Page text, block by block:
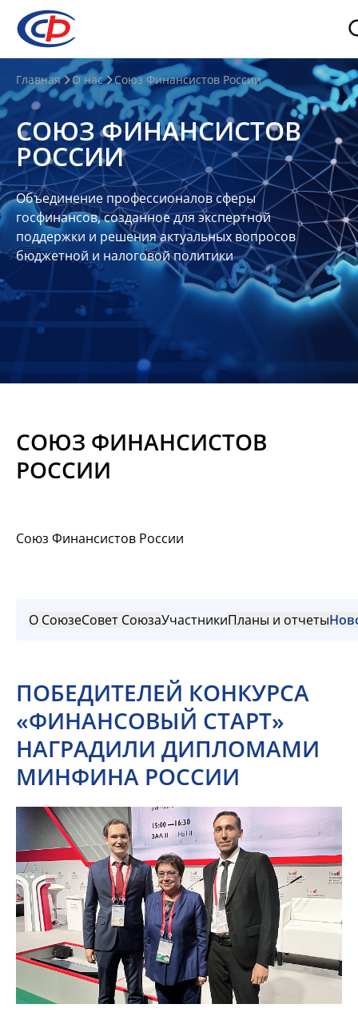
О
нас
О
СФР
Совет
Союза
Участники
Планы
отчеты
Контакты
Материалы
Главная О нас Союз Финансистов России
СОЮЗ ФИНАНСИСТОВ
РОССИИ
Объединение профессионалов сферы
госфинансов, созданное для экспертной
поддержки и решения актуальных вопросов
бюджетной и налоговой политики
СОЮЗ ФИНАНСИСТОВ
РОССИИ
Союз Финансистов России
О СоюзеСовет СоюзаУчастникиПланы и отчеты
ПОБЕДИТЕЛЕЙ КОНКУРСА
«ФИНАНСОВЫЙ СТАРТ»
НАГРАДИЛИ ДИПЛОМАМИ
МИНФИНА РОССИИ